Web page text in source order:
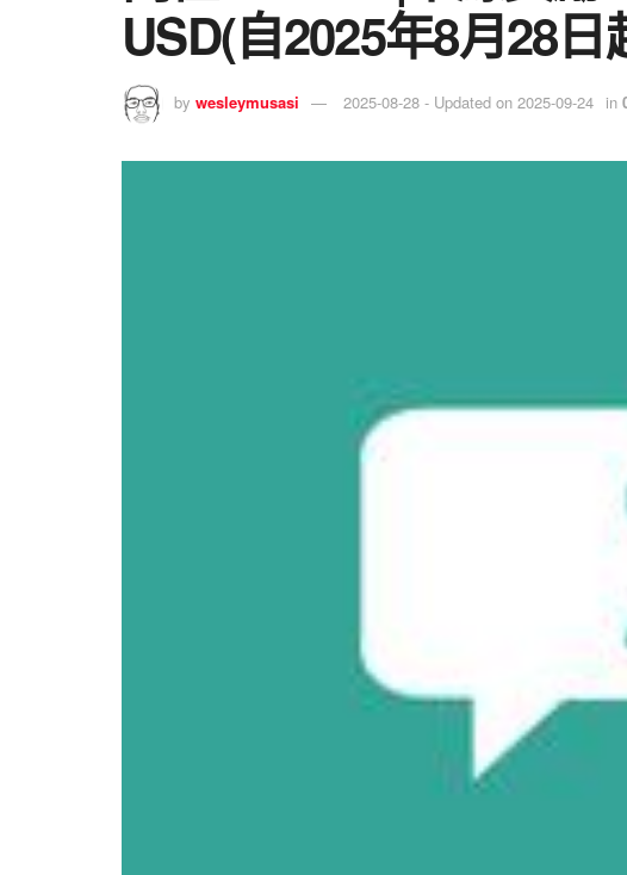
USD(自2025年8月28
by wesleymusasi 2025-08-28 - Updated on 2025-09-24 in